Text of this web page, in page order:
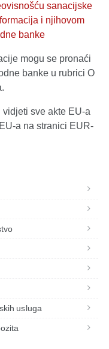
sanacijske
i njihovom
banke
mogu se pronaći
banke u rubrici O
vidjeti sve akte EU-a
a na stranici EUR-
usluga